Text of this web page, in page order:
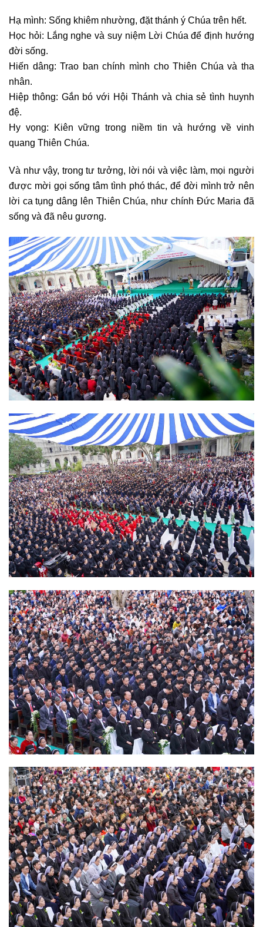
Hạ mình: Sống khiêm nhường, đặt thánh ý Chúa trên hết.
Học hỏi: Lắng nghe và suy niệm Lời Chúa để định hướng
đời sống.
Hiến dâng: Trao ban chính mình cho Thiên Chúa và tha
nhân.
Hiệp thông: Gắn bó với Hội Thánh và chia sẻ tình huynh
đệ.
Hy vọng: Kiên vững trong niềm tin và hướng về vinh
quang Thiên Chúa.
Và như vậy, trong tư tưởng, lời nói và việc làm, mọi người
được mời gọi sống tâm tình phó thác, để đời mình trở nên
lời ca tụng dâng lên Thiên Chúa, như chính Đức Maria đã
sống và đã nêu gương.